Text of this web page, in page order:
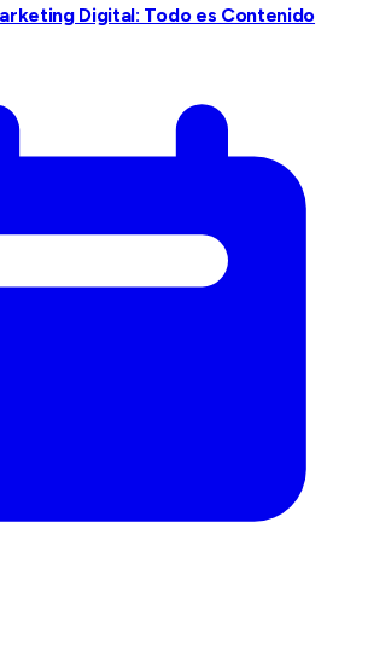
Digital: Todo es Contenido